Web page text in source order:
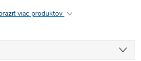
viac produktov